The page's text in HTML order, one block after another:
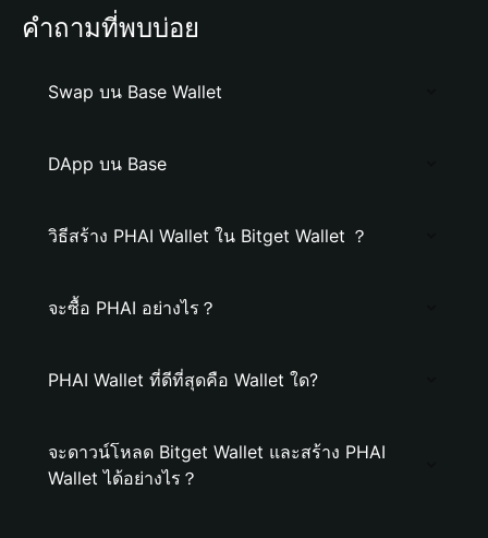
คำถามที่พบบ่อย
Swap บน Base Wallet
DApp บน Base
วิธีสร้าง PHAI Wallet ใน Bitget Wallet ？
จะซื้อ PHAI อย่างไร？
PHAI Wallet ที่ดีที่สุดคือ Wallet ใด?
จะดาวน์โหลด Bitget Wallet และสร้าง PHAI
Wallet ได้อย่างไร？